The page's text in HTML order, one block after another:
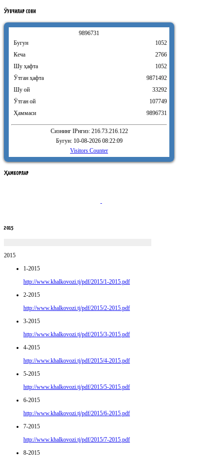
ӮҚУВЧИЛАРСОНИ
9896731
Бугун
Кеча
Шу ҳафта
Ӯтган ҳафта
Шу ой
Ӯтган ой
Ҳаммаси
1052
2766
1052
9871492
33292
107749
9896731
Сизнинг IPнгиз: 216.73.216.122
Бугун: 10-08-2026 08:22:09
Visitors Counter
ҲАМКОРЛАР
2015
2015
1-2015
http://www.khalkovozi.tj/pdf/2015/1-2015.pdf
2-2015
http://www.khalkovozi.tj/pdf/2015/2-2015.pdf
3-2015
http://www.khalkovozi.tj/pdf/2015/3-2015.pdf
4-2015
http://www.khalkovozi.tj/pdf/2015/4-2015.pdf
5-2015
http://www.khalkovozi.tj/pdf/2015/5-2015.pdf
6-2015
http://www.khalkovozi.tj/pdf/2015/6-2015.pdf
7-2015
http://www.khalkovozi.tj/pdf/2015/7-2015.pdf
8-2015